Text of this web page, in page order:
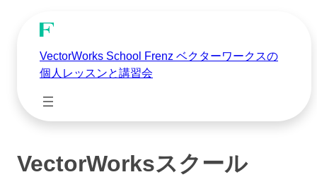
VectorWorks School Frenz ベクターワークスの
個人レッスンと講習会
VectorWorksスクール